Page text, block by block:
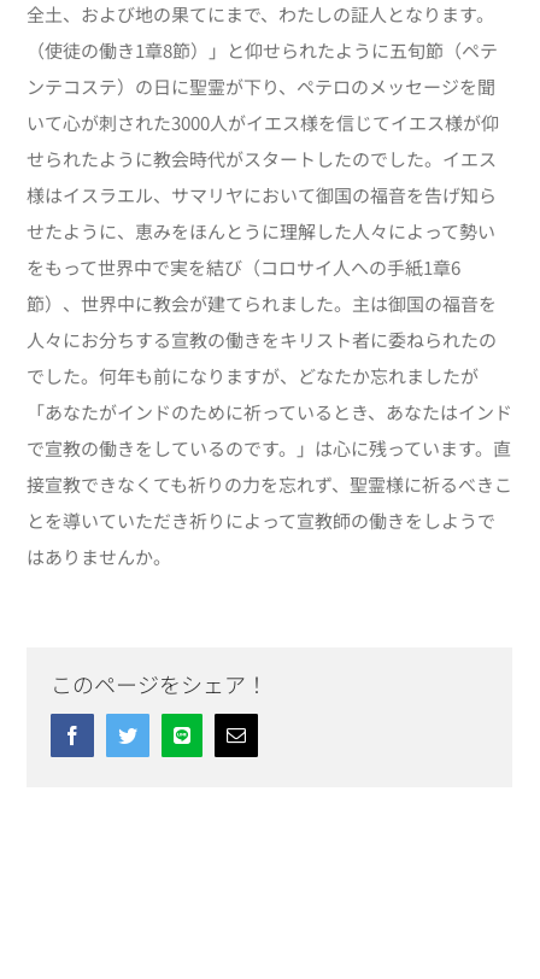
全土、および地の果てにまで、わたしの証人となります。
（使徒の働き1章8節）」と仰せられたように五旬節（ペテ
ンテコステ）の日に聖霊が下り、ペテロのメッセージを聞
いて心が刺された3000人がイエス様を信じてイエス様が仰
せられたように教会時代がスタートしたのでした。イエス
様はイスラエル、サマリヤにおいて御国の福音を告げ知ら
せたように、恵みをほんとうに理解した人々によって勢い
をもって世界中で実を結び（コロサイ人への手紙1章6
節）、世界中に教会が建てられました。主は御国の福音を
人々にお分ちする宣教の働きをキリスト者に委ねられたの
でした。何年も前になりますが、どなたか忘れましたが
「あなたがインドのために祈っているとき、あなたはインド
で宣教の働きをしているのです。」は心に残っています。直
接宣教できなくても祈りの力を忘れず、聖霊様に祈るべきこ
とを導いていただき祈りによって宣教師の働きをしようで
はありませんか。
このページをシェア！
FacebookTwitterLine Email